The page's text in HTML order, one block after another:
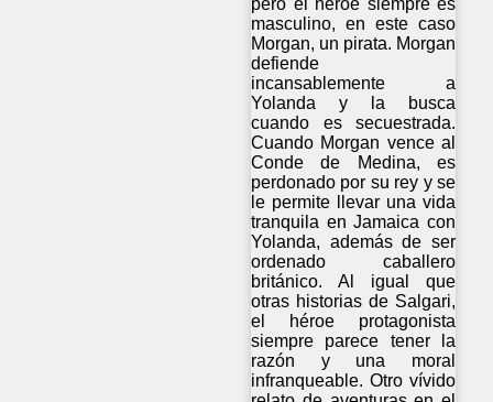
masculino, en este caso
Morgan, un pirata. Morgan
defiende
incansablemente a
Yolanda y la busca
cuando es secuestrada.
Cuando Morgan vence al
Conde de Medina, es
perdonado por su rey y se
le permite llevar una vida
tranquila en Jamaica con
Yolanda, además de ser
ordenado caballero
británico. Al igual que
otras historias de Salgari,
el héroe protagonista
siempre parece tener la
razón y una moral
infranqueable. Otro vívido